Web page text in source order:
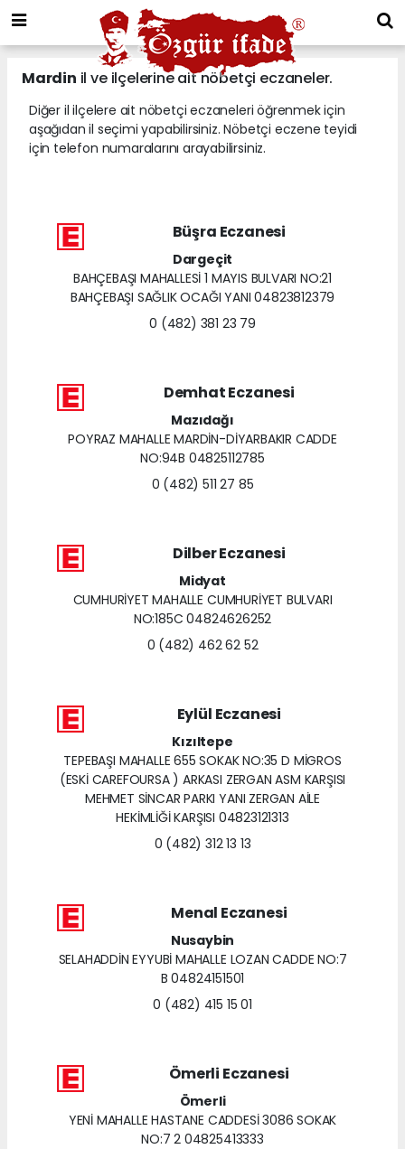
Mardin il ve ilçelerine ait nöbetçi eczaneler.
Diğer il ilçelere ait nöbetçi eczaneleri öğrenmek için
aşağıdan il seçimi yapabilirsiniz. Nöbetçi eczene teyidi
için telefon numaralarını arayabilirsiniz.
Büşra Eczanesi
Dargeçit
BAHÇEBAŞI MAHALLESİ 1 MAYIS BULVARI NO:21
BAHÇEBAŞI SAĞLIK OCAĞI YANI 04823812379
0 (482) 381 23 79
Demhat Eczanesi
Mazıdağı
POYRAZ MAHALLE MARDİN-DİYARBAKIR CADDE
NO:94B 04825112785
0 (482) 511 27 85
Dilber Eczanesi
Midyat
CUMHURİYET MAHALLE CUMHURİYET BULVARI
NO:185C 04824626252
0 (482) 462 62 52
Eylül Eczanesi
Kızıltepe
TEPEBAŞI MAHALLE 655 SOKAK NO:35 D MİGROS
(ESKİ CAREFOURSA ) ARKASI ZERGAN ASM KARŞISI
MEHMET SİNCAR PARKI YANI ZERGAN AİLE
HEKİMLİĞİ KARŞISI 04823121313
0 (482) 312 13 13
Menal Eczanesi
Nusaybin
SELAHADDİN EYYUBİ MAHALLE LOZAN CADDE NO:7
B 04824151501
0 (482) 415 15 01
Ömerli Eczanesi
Ömerli
YENİ MAHALLE HASTANE CADDESİ 3086 SOKAK
NO:7 2 04825413333